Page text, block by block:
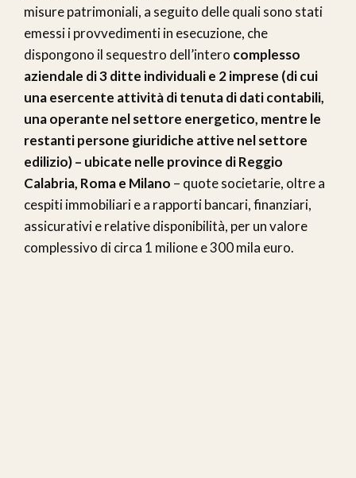
misure patrimoniali, a seguito delle quali sono stati
emessi i provvedimenti in esecuzione, che
dispongono il sequestro dell’intero complesso
aziendale di 3 ditte individuali e 2 imprese (di cui
una esercente attività di tenuta di dati contabili,
una operante nel settore energetico, mentre le
restanti persone giuridiche attive nel settore
edilizio) – ubicate nelle province di Reggio
Calabria, Roma e Milano – quote societarie, oltre a
cespiti immobiliari e a rapporti bancari, finanziari,
assicurativi e relative disponibilità, per un valore
complessivo di circa 1 milione e 300 mila euro.